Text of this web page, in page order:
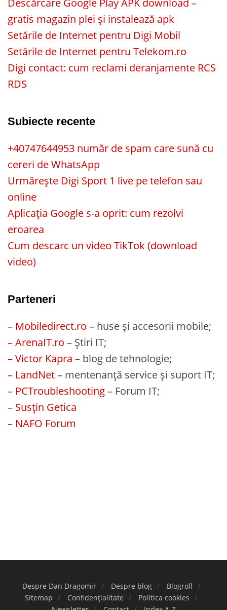
Descărcare Google Play APK download –
gratis magazin plei și instalează apk
Setările de Internet pentru Digi Mobil
Setările de Internet pentru Telekom.ro
Digi contact: cum reclami deranjamente RCS
RDS
Subiecte recente
+40747644953 număr de spam care sună cu
cereri de WhatsApp
Urmărește Digi Sport 1 live pe telefon sau
online
Aplicația Google s-a oprit: cum rezolvi
eroarea
Cum descarc un video TikTok (download
video)
Parteneri
– Mobiledirect.ro – huse și accesorii mobile;
– ArenaIT.ro – Știri IT;
– Victor Kapra – blog de tehnologie;
– LandNet– mentenanță service și suport IT;
– PCTroubleshooting– Forum IT;
– Susțin Getica
– NAFO Forum
Despre Dan Dragomir Despre blog
Blogroll
Sitemap
Confidențialitate
Politica cookies